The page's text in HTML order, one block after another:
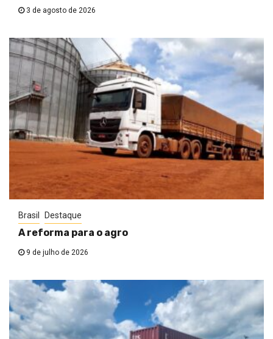
3 de agosto de 2026
Brasil Destaque
A reforma para o agro
9 de julho de 2026